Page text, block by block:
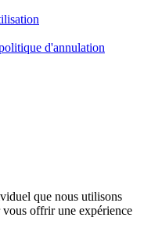
d'annulation
que nous utilisons
vous offrir une expérience